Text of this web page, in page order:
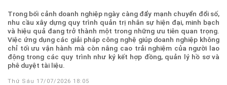
Trong bối cảnh doanh nghiệp ngày càng đẩy mạnh chuyển đổi số,
nhu cầu xây dựng quy trình quản trị nhân sự hiện đại, minh bạch
và hiệu quả đang trở thành một trong những ưu tiên quan trọng.
Việc ứng dụng các giải pháp công nghệ giúp doanh nghiệp không
chỉ tối ưu vận hành mà còn nâng cao trải nghiệm của người lao
động trong các quy trình như ký kết hợp đồng, quản lý hồ sơ và
phê duyệt tài liệu.
Thứ Sáu 17/07/2026 18:05